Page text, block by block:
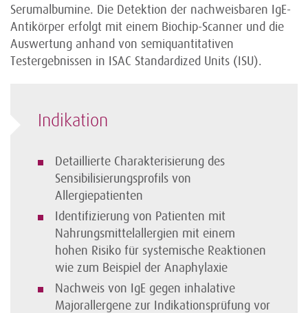
Serumalbumine. Die Detektion der nachweisbaren IgE-
Antikörper erfolgt mit einem Biochip-Scanner und die
Auswertung anhand von semiqua­nti­tativen
Testergebnissen in ISAC Standardized Units (ISU).
Indikation
Detaillierte Charakterisierung des
Sensibilisierungsprofils von
Allergiepatienten
Identifizierung von Patienten mit
Nahrungsmittelallergien mit einem
hohen Risiko für systemische Reaktionen
wie zum Beispiel der Anaphylaxie
Nachweis von IgE gegen inhalative
Majorallergene zur Indikationsprüfung vor